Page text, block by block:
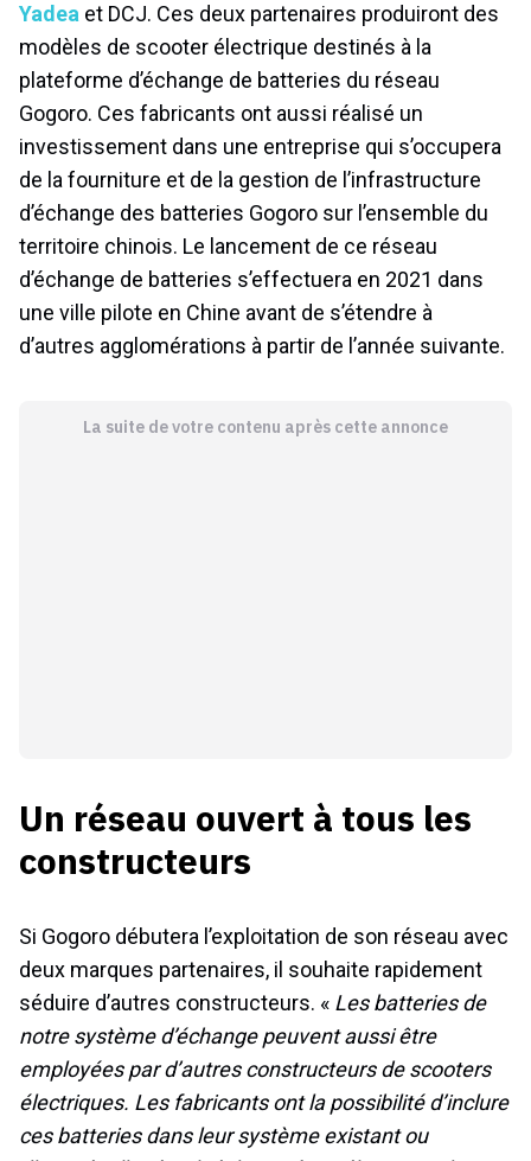
Yadea et DCJ. Ces deux partenaires produiront des
modèles de scooter électrique destinés à la
plateforme d’échange de batteries du réseau
Gogoro. Ces fabricants ont aussi réalisé un
investissement dans une entreprise qui s’occupera
de la fourniture et de la gestion de l’infrastructure
d’échange des batteries Gogoro sur l’ensemble du
territoire chinois. Le lancement de ce réseau
d’échange de batteries s’effectuera en 2021 dans
une ville pilote en Chine avant de s’étendre à
d’autres agglomérations à partir de l’année suivante.
La suite de votre contenu après cette annonce
Un réseau ouvert à tous les
constructeurs
Si Gogoro débutera l’exploitation de son réseau avec
deux marques partenaires, il souhaite rapidement
séduire d’autres constructeurs. « Les batteries de
notre système d’échange peuvent aussi être
employées par d’autres constructeurs de scooters
électriques. Les fabricants ont la possibilité d’inclure
ces batteries dans leur système existant ou